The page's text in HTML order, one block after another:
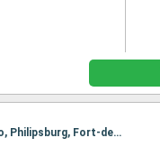
Itinerario : Fort-de-France, Pointe a pitre (Guadalupe), St Kitts, Tortola, Santo Domingo, Philipsburg, Fort-de-France